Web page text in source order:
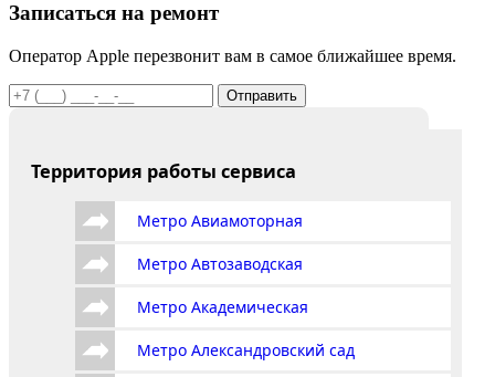
Записаться на ремонт
Оператор Apple перезвонит вам в самое ближайшее время.
Отправить
Территория работы сервиса
Метро Авиамоторная
Метро Автозаводская
Метро Академическая
Метро Александровский сад